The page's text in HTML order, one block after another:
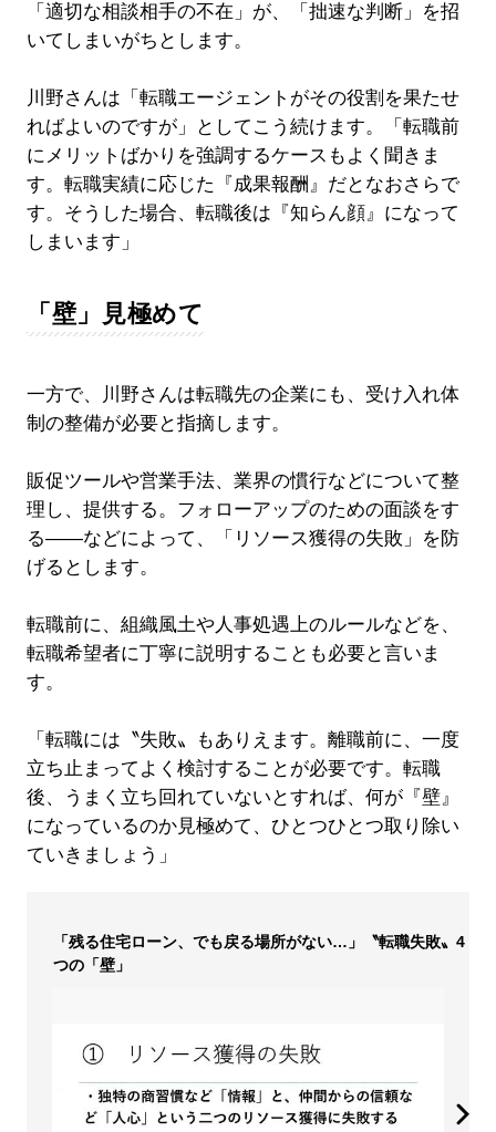
「適切な相談相手の不在」が、「拙速な判断」を招
いてしまいがちとします。
川野さんは「転職エージェントがその役割を果たせ
ればよいのですが」としてこう続けます。「転職前
にメリットばかりを強調するケースもよく聞きま
す。転職実績に応じた『成果報酬』だとなおさらで
す。そうした場合、転職後は『知らん顔』になって
しまいます」
「壁」見極めて
一方で、川野さんは転職先の企業にも、受け入れ体
制の整備が必要と指摘します。
販促ツールや営業手法、業界の慣行などについて整
理し、提供する。フォローアップのための面談をす
る――などによって、「リソース獲得の失敗」を防
げるとします。
転職前に、組織風土や人事処遇上のルールなどを、
転職希望者に丁寧に説明することも必要と言いま
す。
「転職には〝失敗〟もありえます。離職前に、一度
立ち止まってよく検討することが必要です。転職
後、うまく立ち回れていないとすれば、何が『壁』
になっているのか見極めて、ひとつひとつ取り除い
ていきましょう」
「残る住宅ローン、でも戻る場所がない…」〝転職失敗〟4
つの「壁」